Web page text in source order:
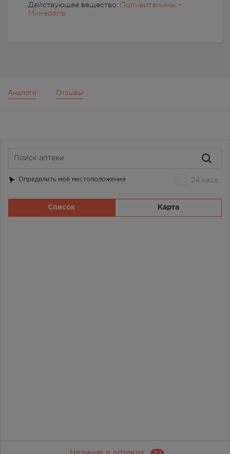
Действующее вещество: Поливитамины +
Минералы
Аналоги Отзывы
Наличие в аптеках
Определить моё местоположение 24 часа
Список Карта